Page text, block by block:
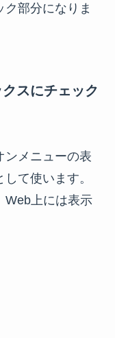
部分になりま
スにチェック
ンメニューの表
て使います。
Web上には表示